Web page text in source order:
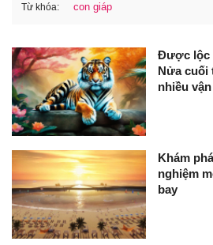
Từ khóa: con giáp
Được lộc
Nửa cuối
nhiều
Khám
nghiệm
bay